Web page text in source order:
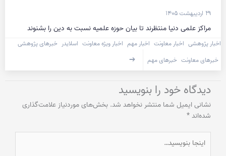
۲۹ اردیبهشت ۱۴۰۵
مراکز علمی دنیا منتظرند تا بیان حوزه علمیه نسبت به دین را بشنوند
اخبار پژوهشی اخبار معاونت اخبار مهم اخبار ویژه معاونت اسلایدر خبرهای پژوهشی
خبرهای معاونت خبرهای مهم
دیدگاه‌ خود را بنویسید
نشانی ایمیل شما منتشر نخواهد شد. بخش‌های موردنیاز علامت‌گذاری
شده‌اند*
بنویسید…